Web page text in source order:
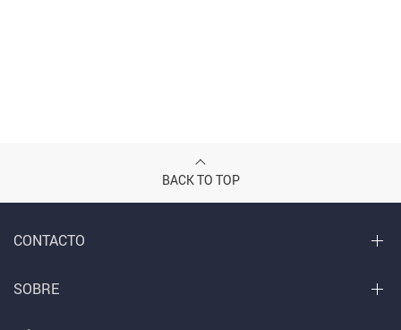
BACK TO TOP
CONTACTO
SOBRE